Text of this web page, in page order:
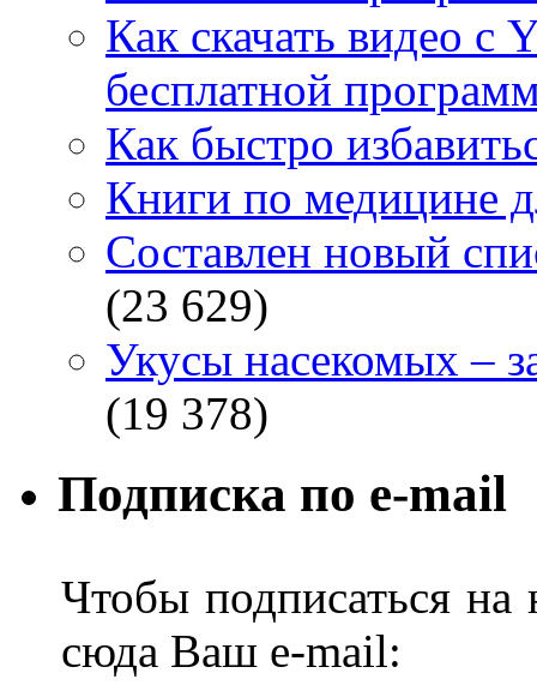
Как скачать видео с
бесплатной
Как быстро
Книги по медицине
Составлен новый
(23 629)
Укусы насекомых –
(19 378)
Подписка по e-mail
Чтобы подписаться на
сюда Ваш e-mail: